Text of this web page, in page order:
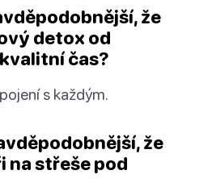
že
detox od
čas?
s každým.
že
na střeše pod